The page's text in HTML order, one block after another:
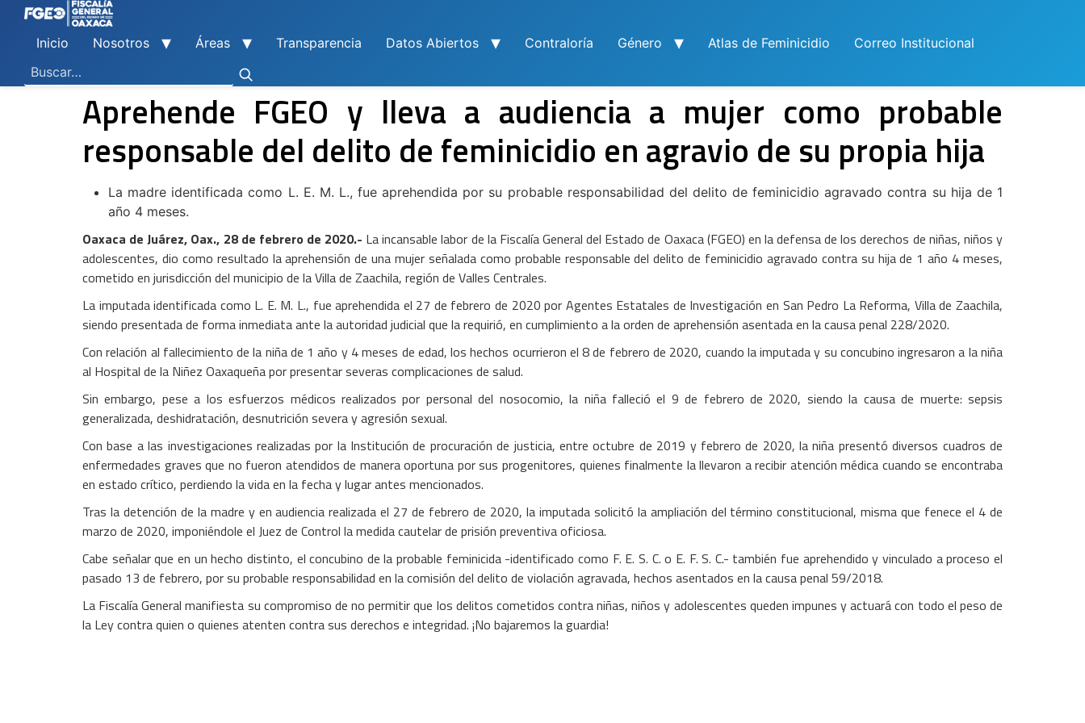
Inicio Nosotros Áreas Transparencia Datos Abiertos Contraloría Género Atlas de Feminicidio Correo Institucional
Aprehende FGEO y lleva a audiencia a mujer como probable
responsable del delito de feminicidio en agravio de su propia hija
La madre identificada como L. E. M. L., fue aprehendida por su probable responsabilidad del delito de feminicidio agravado contra su hija de 1
año 4 meses.
Oaxaca de Juárez, Oax., 28 de febrero de 2020.- La incansable labor de la Fiscalía General del Estado de Oaxaca (FGEO) en la defensa de los derechos de niñas, niños y
adolescentes, dio como resultado la aprehensión de una mujer señalada como probable responsable del delito de feminicidio agravado contra su hija de 1 año 4 meses,
cometido en jurisdicción del municipio de la Villa de Zaachila, región de Valles Centrales.
La imputada identificada como L. E. M. L., fue aprehendida el 27 de febrero de 2020 por Agentes Estatales de Investigación en San Pedro La Reforma, Villa de Zaachila,
siendo presentada de forma inmediata ante la autoridad judicial que la requirió, en cumplimiento a la orden de aprehensión asentada en la causa penal 228/2020.
Con relación al fallecimiento de la niña de 1 año y 4 meses de edad, los hechos ocurrieron el 8 de febrero de 2020, cuando la imputada y su concubino ingresaron a la niña
al Hospital de la Niñez Oaxaqueña por presentar severas complicaciones de salud.
Sin embargo, pese a los esfuerzos médicos realizados por personal del nosocomio, la niña falleció el 9 de febrero de 2020, siendo la causa de muerte: sepsis
generalizada, deshidratación, desnutrición severa y agresión sexual.
Con base a las investigaciones realizadas por la Institución de procuración de justicia, entre octubre de 2019 y febrero de 2020, la niña presentó diversos cuadros de
enfermedades graves que no fueron atendidos de manera oportuna por sus progenitores, quienes finalmente la llevaron a recibir atención médica cuando se encontraba
en estado crítico, perdiendo la vida en la fecha y lugar antes mencionados.
Tras la detención de la madre y en audiencia realizada el 27 de febrero de 2020, la imputada solicitó la ampliación del término constitucional, misma que fenece el 4 de
marzo de 2020, imponiéndole el Juez de Control la medida cautelar de prisión preventiva oficiosa.
Cabe señalar que en un hecho distinto, el concubino de la probable feminicida -identificado como F. E. S. C. o E. F. S. C.- también fue aprehendido y vinculado a proceso el
pasado 13 de febrero, por su probable responsabilidad en la comisión del delito de violación agravada, hechos asentados en la causa penal 59/2018.
La Fiscalía General manifiesta su compromiso de no permitir que los delitos cometidos contra niñas, niños y adolescentes queden impunes y actuará con todo el peso de
la Ley contra quien o quienes atenten contra sus derechos e integridad. ¡No bajaremos la guardia!